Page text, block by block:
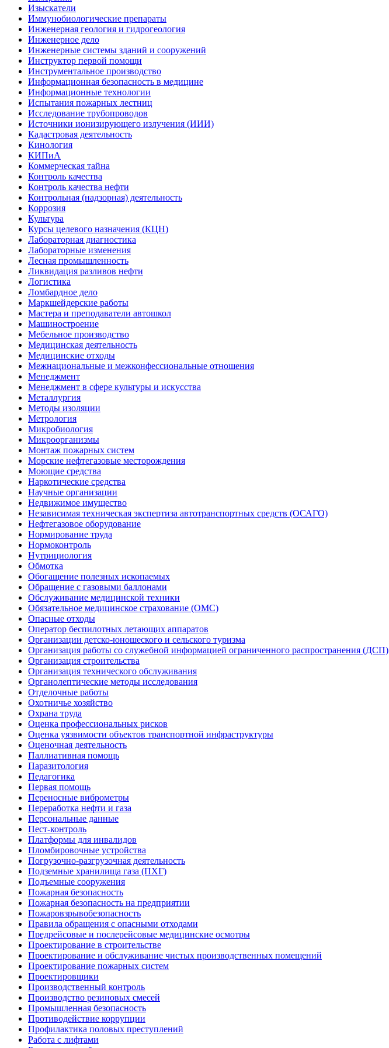
Изыскатели
Иммунобиологические препараты
Инженерная геология и гидрогеология
Инженерное дело
Инженерные системы зданий и сооружений
Инструктор первой помощи
Инструментальное производство
Информационная безопасность в медицине
Информационные технологии
Испытания пожарных лестниц
Исследование трубопроводов
Источники ионизирующего излучения (ИИИ)
Кадастровая деятельность
Кинология
КИПиА
Коммерческая тайна
Контроль качества
Контроль качества нефти
Контрольная (надзорная) деятельность
Коррозия
Культура
Курсы целевого назначения (КЦН)
Лабораторная диагностика
Лабораторные изменения
Лесная промышленность
Ликвидация разливов нефти
Логистика
Ломбардное дело
Маркшейдерские работы
Мастера и преподаватели автошкол
Машиностроение
Мебельное производство
Медицинская деятельность
Медицинские отходы
Межнациональные и межконфессиональные отношения
Менеджмент
Менеджмент в сфере культуры и искусства
Металлургия
Методы изоляции
Метрология
Микробиология
Микроорганизмы
Монтаж пожарных систем
Морские нефтегазовые месторождения
Моющие средства
Наркотические средства
Научные организации
Недвижимое имущество
Независимая техническая экспертиза автотранспортных средств (ОСАГО)
Нефтегазовое оборудование
Нормирование труда
Нормоконтроль
Нутрициология
Обмотка
Обогащение полезных ископаемых
Обращение с газовыми баллонами
Обслуживание медицинской техники
Обязательное медицинское страхование (ОМС)
Опасные отходы
Оператор беспилотных летающих аппаратов
Организации детско-юношеского и сельского туризма
Организация работы со служебной информацией ограниченного распространения (ДСП)
Организация строительства
Организация технического обслуживания
Органолептические методы исследования
Отделочные работы
Охотничье хозяйство
Охрана труда
Оценка профессиональных рисков
Оценка уязвимости объектов транспортной инфраструктуры
Оценочная деятельность
Паллиативная помощь
Паразитология
Педагогика
Первая помощь
Переносные виброметры
Переработка нефти и газа
Персональные данные
Пест-контроль
Платформы для инвалидов
Пломбировочные устройства
Погрузочно-разгрузочная деятельность
Подземные хранилища газа (ПХГ)
Подъемные сооружения
Пожарная безопасность
Пожарная безопасность на предприятии
Пожаровзрывобезопасность
Правила обращения с опасными отходами
Предрейсовые и послерейсовые медицинские осмотры
Проектирование в строительстве
Проектирование и обслуживание чистых производственных помещений
Проектирование пожарных систем
Проектировщики
Производственный контроль
Производство резиновых смесей
Промышленная безопасность
Противодействие коррупции
Профилактика половых преступлений
Работа с лифтами